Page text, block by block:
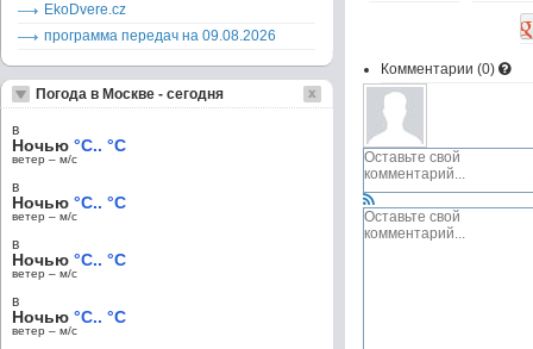
Комментарии (0)
EkoDvere.cz
программа передач на 09.08.2026
Погода в Москве - сегодня
в
Ночью °C.. °C
ветер – м/c
в
Ночью °C.. °C
ветер – м/c
в
Ночью °C.. °C
ветер – м/c
в
Ночью °C.. °C
ветер – м/c